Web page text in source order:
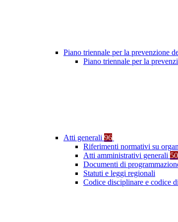
Piano triennale per la prevenzione
Piano triennale per la
Atti generali 96
Riferimenti normativi su
Atti amministrativi generali 50
Documenti di
Statuti e leggi regionali
Codice disciplinare e codice